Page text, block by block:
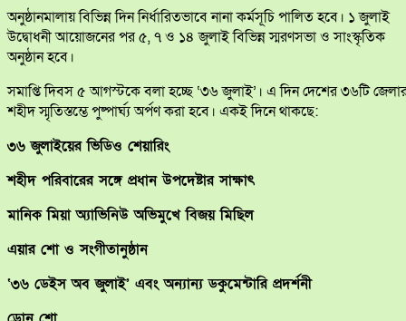
অনুষ্ঠানমালায় বিভিন্ন দিন নির্ধারিতভাবে নানা কর্মসূচি পালিত হবে। ১ জুলাই
উদ্বোধনী আয়োজনের পর ৫, ৭ ও ১৪ জুলাই বিভিন্ন স্মরণসভা ও সাংস্কৃতিক
অনুষ্ঠান হবে।
সমাপ্তি দিবস ৫ আগস্টকে বলা হচ্ছে ‘৩৬ জুলাই’। এ দিন দেশের ৩৬টি
শহীদ স্মৃতিস্তম্ভে পুষ্পার্ঘ্য অর্পণ করা হবে। একই দিনে থাকছে:
৩৬ জুলাইয়ের ভিডিও শেয়ারিং
শহীদ পরিবারের সঙ্গে প্রধান উপদেষ্টার সাক্ষাৎ
মানিক মিয়া অ্যাভিনিউ অভিমুখে বিজয় মিছিল
এয়ার শো ও সংগীতানুষ্ঠান
‘৩৬ ডেইস অব জুলাই’ এবং অন্যান্য ডকুমেন্টারি প্রদর্শনী